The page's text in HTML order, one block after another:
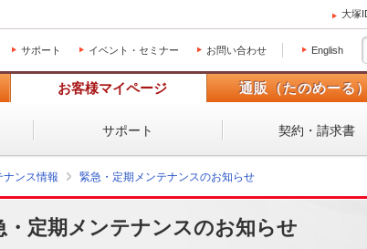
大塚
サポート イベント・セミナー お問い合わせ English
お客様マイページ 通販（たのめーる）
サポート 契約・請求書
ナンス情報 緊急・定期メンテナンスのお知らせ
・定期メンテナンスのお知らせ